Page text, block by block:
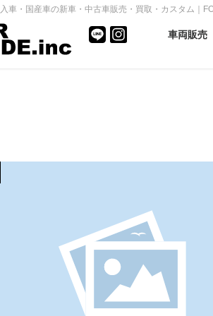
車・国産車の新車・中古車販売・買取・カスタム｜
車両販売